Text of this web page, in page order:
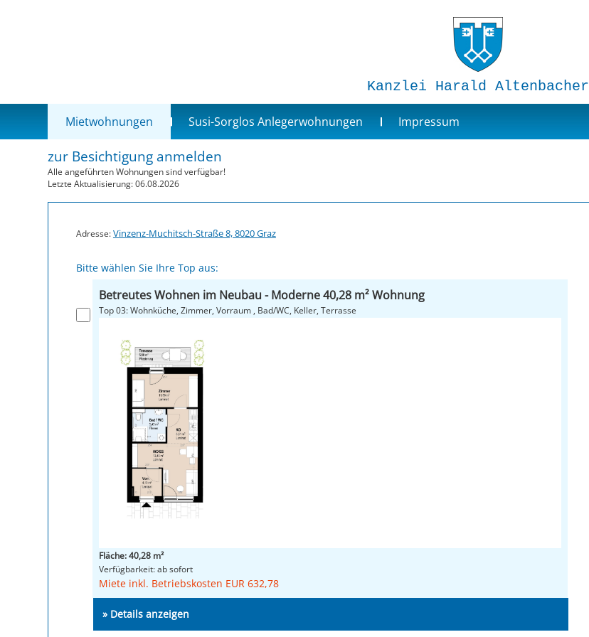
Kanzlei Harald Altenbacher
Mietwohnungen Susi-Sorglos Anlegerwohnungen Impressum
zur Besichtigung anmelden
Alle angeführten Wohnungen sind verfügbar!
Letzte Aktualisierung: 06.08.2026
Adresse:Vinzenz-Muchitsch-Straße 8, 8020 Graz
Bitte wählen Sie Ihre Top aus:
Betreutes Wohnen im Neubau - Moderne 40,28 m² Wohnung
Top 03: Wohnküche, Zimmer, Vorraum , Bad/WC, Keller, Terrasse
Fläche: 40,28 m²
Verfügbarkeit: ab sofort
Miete inkl. Betriebskosten EUR 632,78
» Details anzeigen